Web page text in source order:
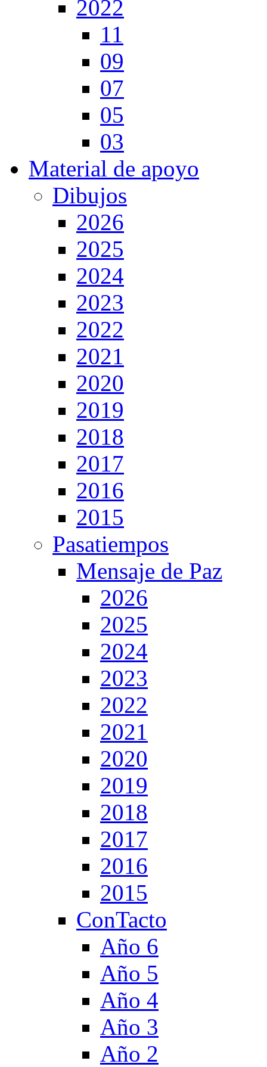
2022
11
09
07
05
03
Material de apoyo
Dibujos
2026
2025
2024
2023
2022
2021
2020
2019
2018
2017
2016
2015
Pasatiempos
Mensaje de Paz
2026
2025
2024
2023
2022
2021
2020
2019
2018
2017
2016
2015
ConTacto
Año 6
Año 5
Año 4
Año 3
Año 2